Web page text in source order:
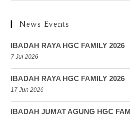
News Events
IBADAH RAYA HGC FAMILY 2026
7 Jul 2026
IBADAH RAYA HGC FAMILY 2026
17 Jun 2026
IBADAH JUMAT AGUNG HGC